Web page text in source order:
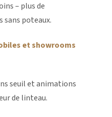
– plus de
poteaux.
et showrooms
seuil et animations
de linteau.